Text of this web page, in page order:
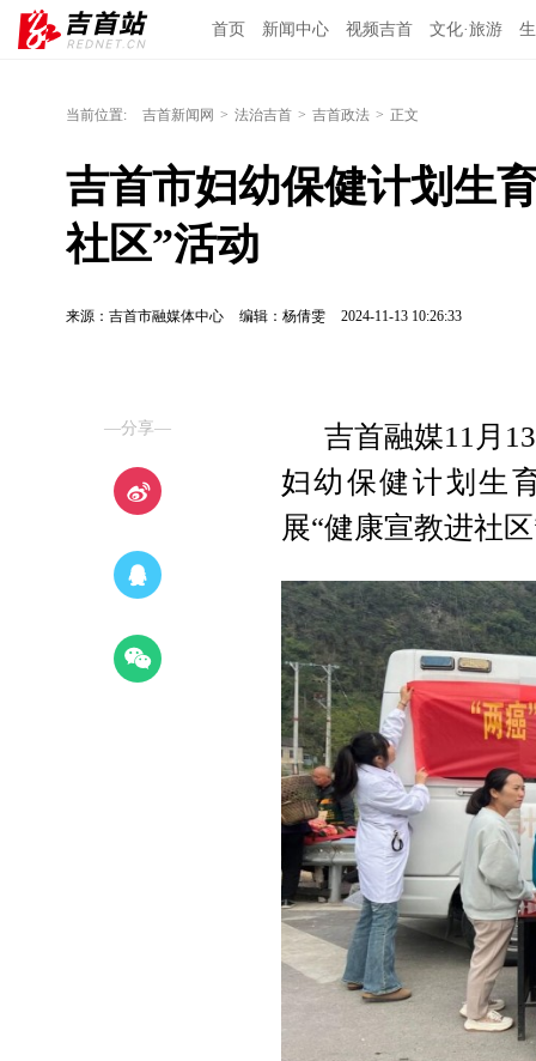
首页 新闻中心 视频吉首 文化·旅游
当前位置: 吉首新闻网 > 法治吉首 > 吉首政法 > 正文
吉首市妇幼保健计划生
社区”活动
来源：吉首市融媒体中心 编辑：杨倩雯 2024-11-13 10:26:33
—分享—
吉首融媒11月
妇幼保健计划生
展“健康宣教进社